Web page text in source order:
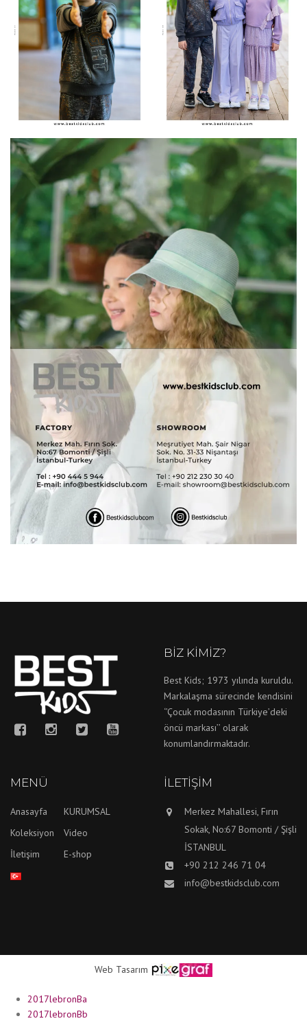
BIZ KIMIZ?
Best Kids; 1973 yılında kuruldu.
Markalaşma sürecinde kendisini
‘’Çocuk modasının Türkiye’deki
öncü markası’’ olarak
konumlandırmaktadır.
MENÜ
Anasayfa
KURUMSAL
Koleksiyon
Video
İletişim
E-shop
İLETIŞIM
Merkez Mahallesi, Fırın
Sokak, No:67 Bomonti / Şişli
İSTANBUL
+90 212 246 71 04
info@bestkidsclub.com
Web Tasarım
2017lebronBa
2017lebronBb